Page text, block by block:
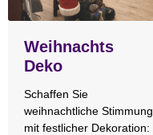
Weihnachts
Deko
Schaffen Sie
weihnachtliche Stimmung
mit festlicher Dekoration: